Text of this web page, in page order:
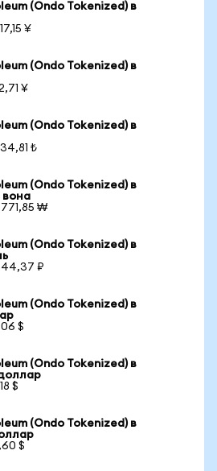
(Ondo Tokenized) в
¥
(Ondo Tokenized) в
¥
(Ondo Tokenized) в
₺
(Ondo Tokenized) в
771,85 ₩
(Ondo Tokenized) в
₽
(Ondo Tokenized) в
$
(Ondo Tokenized) в
$
(Ondo Tokenized) в
$